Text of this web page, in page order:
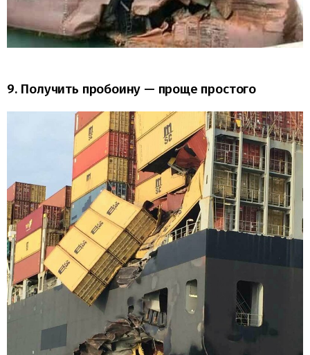
9. Получить пробоину — проще простого